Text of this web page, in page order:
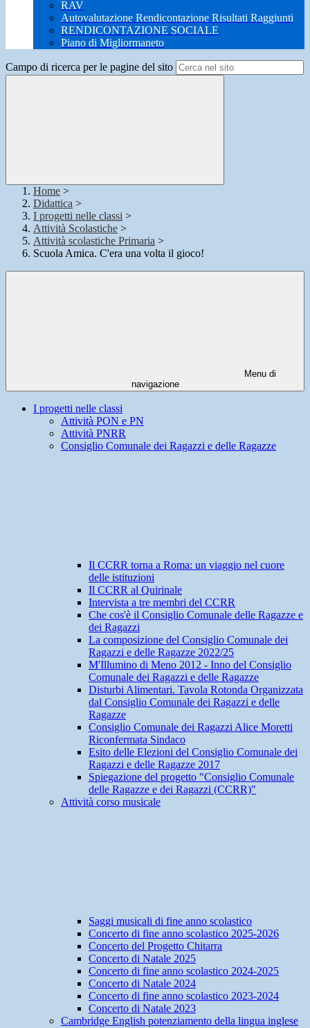
RAV
Autovalutazione Rendicontazione Risultati Raggiunti
RENDICONTAZIONE SOCIALE
Piano di Migliormaneto
Campo di ricerca per le pagine del sito
Home >
Didattica >
I progetti nelle classi >
Attività Scolastiche >
Attività scolastiche Primaria >
Scuola Amica. C'era una volta il gioco!
Menu di
navigazione
I progetti nelle classi
Attività PON e PN
Attività PNRR
Consiglio Comunale dei Ragazzi e delle Ragazze
Il CCRR torna a Roma: un viaggio nel cuore
delle istituzioni
Il CCRR al Quirinale
Intervista a tre membri del CCRR
Che cos'è il Consiglio Comunale delle Ragazze e
dei Ragazzi
La composizione del Consiglio Comunale dei
Ragazzi e delle Ragazze 2022/25
M'Illumino di Meno 2012 - Inno del Consiglio
Comunale dei Ragazzi e delle Ragazze
Disturbi Alimentari. Tavola Rotonda Organizzata
dal Consiglio Comunale dei Ragazzi e delle
Ragazze
Consiglio Comunale dei Ragazzi Alice Moretti
Riconfermata Sindaco
Esito delle Elezioni del Consiglio Comunale dei
Ragazzi e delle Ragazze 2017
Spiegazione del progetto "Consiglio Comunale
delle Ragazze e dei Ragazzi (CCRR)"
Attività corso musicale
Saggi musicali di fine anno scolastico
Concerto di fine anno scolastico 2025-2026
Concerto del Progetto Chitarra
Concerto di Natale 2025
Concerto di fine anno scolastico 2024-2025
Concerto di Natale 2024
Concerto di fine anno scolastico 2023-2024
Concerto di Natale 2023
Cambridge English potenziamento della lingua inglese